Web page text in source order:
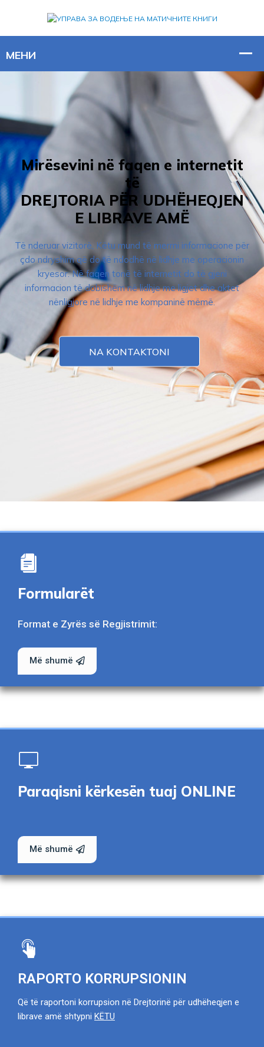
Mirësevini në faqen e internetit
të
DREJTORIA PËR UDHËHEQJEN
E LIBRAVE AMË
Të nderuar vizitorë, Këtu mund të merrni informacione për
çdo ndryshim që do të ndodhë në lidhje me operacionin
kryesor. Në faqen tonë të internetit do të gjeni
informacion të dobishëm në lidhje me ligjet dhe aktet
nënligjore në lidhje me kompaninë mëmë.
NA KONTAKTONI
Formularët
Format e Zyrës së Regjistrimit:
Më shumë
Paraqisni kërkesën tuaj ONLINE
Më shumë
RAPORTO KORRUPSIONIN
Që të raportoni korrupsion në Drejtorinë për udhëheqjen e
librave amë shtypni KËTU